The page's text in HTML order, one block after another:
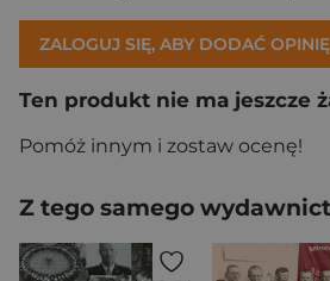
ZALOGUJ SIĘ, ABY DODAĆ OPINIĘ
Ten produkt nie ma jeszcze
Pomóż innym i zostaw ocenę!
Z tego samego